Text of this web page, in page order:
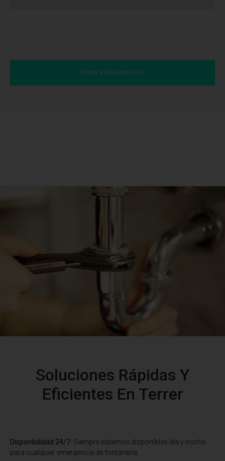
PEDIR PRESUPUESTO
Soluciones Rápidas Y
Eficientes En Terrer
Disponibilidad 24/7: Siempre estamos disponibles día y noche
para cualquier emergencia de fontanería.